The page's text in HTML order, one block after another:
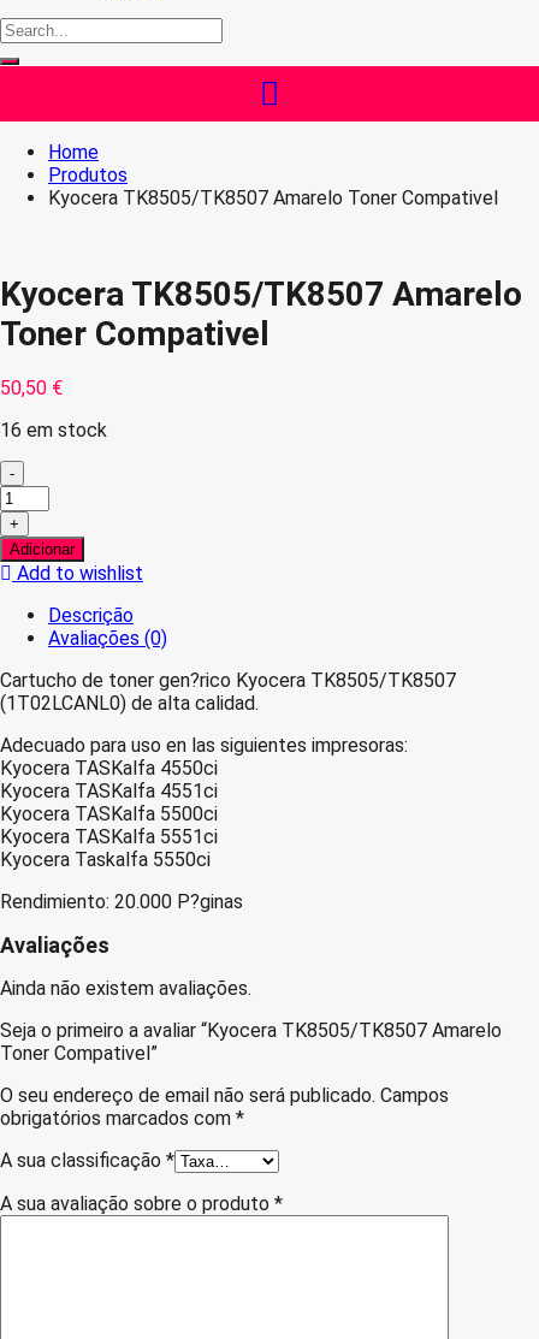
Home
Produtos
Kyocera TK8505/TK8507 Amarelo Toner Compativel
Kyocera TK8505/TK8507 Amarelo
Toner Compativel
50,50 €
16 em stock
-
Quantidade
de
Kyocera
TK8505/TK8507
Amarelo
Toner
Compativel
+
Adicionar
Add to wishlist
Descrição
Avaliações (0)
Cartucho de toner gen?rico Kyocera TK8505/TK8507
(1T02LCANL0) de alta calidad.
Adecuado para uso en las siguientes impresoras:
Kyocera TASKalfa 4550ci
Kyocera TASKalfa 4551ci
Kyocera TASKalfa 5500ci
Kyocera TASKalfa 5551ci
Kyocera Taskalfa 5550ci
Rendimiento: 20.000 P?ginas
Avaliações
Ainda não existem avaliações.
Seja o primeiro a avaliar “Kyocera TK8505/TK8507 Amarelo
Toner Compativel”
O seu endereço de email não será publicado. Campos
obrigatórios marcados com *
A sua classificação *
A sua avaliação sobre o produto *